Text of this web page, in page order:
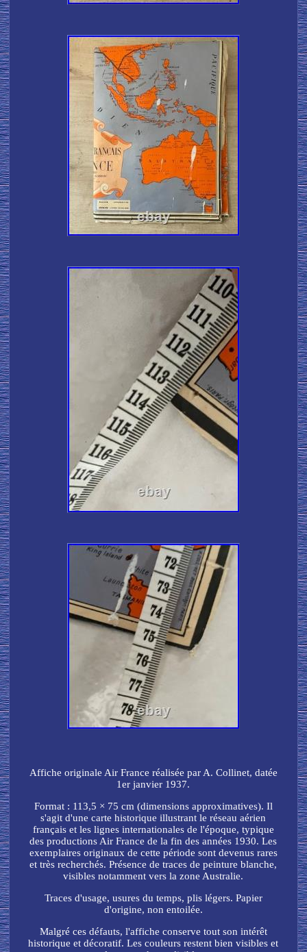
Affiche originale Air France réalisée par A. Collinet, datée
1er janvier 1937.
Format : 113,5 × 75 cm (dimensions approximatives). Il
s'agit d'une carte historique illustrant le réseau aérien
français et les lignes internationales de l'époque, typique
des productions Air France de la fin des années 1930. Les
exemplaires originaux de cette période sont devenus rares
et très recherchés. Présence de traces de peinture blanche,
visibles notamment vers la zone Australie.
Traces d'usage, usures du temps, plis légers. Papier
d'origine, non entoilée.
Malgré ces défauts, l'affiche conserve tout son intérêt
historique et décoratif. Les couleurs restent bien visibles et